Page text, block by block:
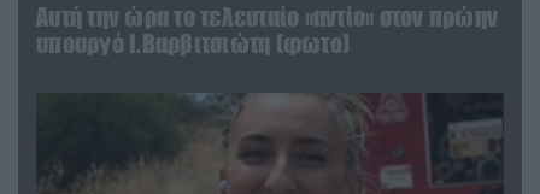
Αυτή την ώρα το τελευταίο «αντίο» στον πρώην
υπουργό Ι.Βαρβιτσιώτη (φωτο)